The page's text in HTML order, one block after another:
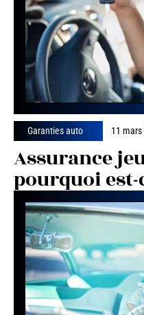
Garanties auto 11
Assurance
pourquoi est-